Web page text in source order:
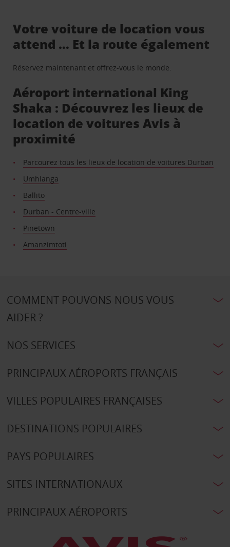
Votre voiture de location vous
attend … Et la route également
Réservez maintenant et offrez-vous le monde.
Aéroport international King
Shaka : Découvrez les lieux de
location de voitures Avis à
proximité
Parcourez tous les lieux de location de voitures Durban
Umhlanga
Ballito
Durban - Centre-ville
Pinetown
Amanzimtoti
COMMENT POUVONS-NOUS VOUS
AIDER ?
NOS SERVICES
PRINCIPAUX AÉROPORTS FRANÇAIS
VILLES POPULAIRES FRANÇAISES
DESTINATIONS POPULAIRES
PAYS POPULAIRES
SITES INTERNATIONAUX
PRINCIPAUX AÉROPORTS